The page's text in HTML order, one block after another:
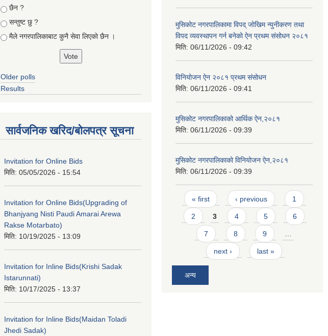
छैन ?
सन्तुष्ट छु ?
मैले नगरपालिकाबाट कुनै सेवा लिएकाे छैन ।
Older polls
Results
सार्वजनिक खरिद/बोलपत्र सूचना
Invitation for Online Bids
मिति: 05/05/2026 - 15:54
Invitation for Online Bids(Upgrading of
Bhanjyang Nisti Paudi Amarai Arewa
Rakse Motarbato)
मिति: 10/19/2025 - 13:09
Invitation for Inline Bids(Krishi Sadak
Istarunnati)
मिति: 10/17/2025 - 13:37
Invitation for Inline Bids(Maidan Toladi
Jhedi Sadak)
मुसिकोट नगरपालिकामा विपद् जोखिम न्युनीकरण तथा
विपद व्यवस्थापन गर्न बनेको ऐन प्रथम संसोधन २०८१
मिति: 06/11/2026 - 09:42
विनियोजन ऐन २०८१ प्रथम संसोधन
मिति: 06/11/2026 - 09:41
मुसिकोट नगरपालिकाको आर्थिक ऐन,२०८१
मिति: 06/11/2026 - 09:39
मुसिकोट नगरपालिकाको विनियोजन ऐन,२०८१
मिति: 06/11/2026 - 09:39
Pages
« first ‹ previous 1
2 3 4 5 6
7 8 9 …
next › last »
अन्य